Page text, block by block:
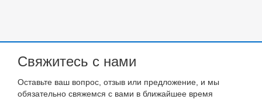
Свяжитесь с нами
Оставьте ваш вопрос, отзыв или предложение, и мы
обязательно свяжемся с вами в ближайшее время